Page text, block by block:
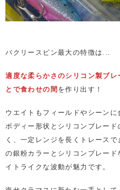
バクリースピン最大の特徴は...
適度な柔らかさのシリコン製ブレ
とで食わせの間 を作り出す！
ウエイトもフィールドやシーンに
ボディー形状とシリコンブレード
く、一定レンジを長くトレース
の銀粉カラーとシリコンブレー
イトライクな波動が魅力です。